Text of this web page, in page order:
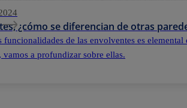
¿cómo se diferencian de otras
funcionalidades de las envolventes es
vamos a profundizar sobre ellas.